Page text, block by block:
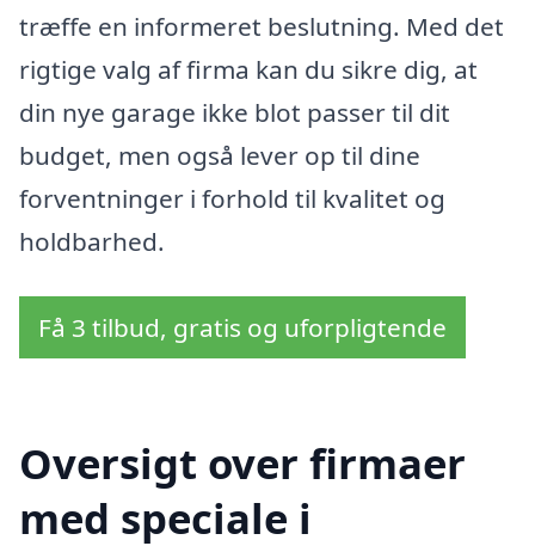
træffe en informeret beslutning. Med det
rigtige valg af firma kan du sikre dig, at
din nye garage ikke blot passer til dit
budget, men også lever op til dine
forventninger i forhold til kvalitet og
holdbarhed.
Få 3 tilbud, gratis og uforpligtende
Oversigt over firmaer
med speciale i